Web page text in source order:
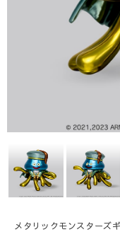
メタリックモンスター